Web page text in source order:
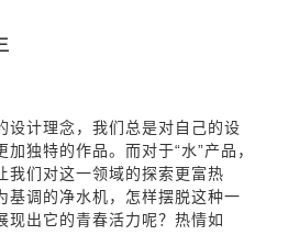
设计理念，我们总是对自己的设
独特的作品。而对于“水”产品，
我们对这一领域的探索更富热
基调的净水机，怎样摆脱这种一
现出它的青春活力呢？热情如